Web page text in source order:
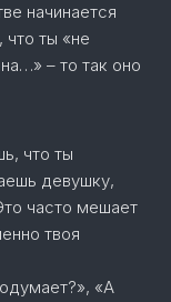
начинается
что ты «не
– то так оно
что ты
девушку,
часто мешает
твоя
«А